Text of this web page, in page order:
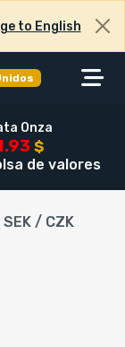
to English
Onza
$
de valores
SEK / CZK